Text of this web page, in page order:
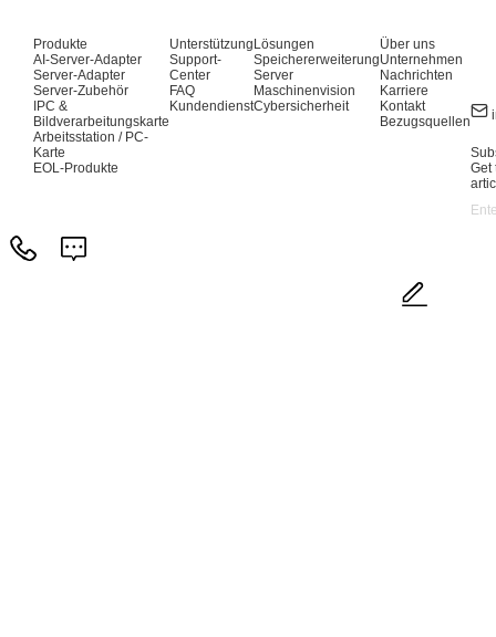
Produkte
AI-Server-Adapter
Server-Adapter
Server-Zubehör
IPC &
Bildverarbeitungskarte
Arbeitsstation / PC-
Karte
EOL-Produkte
Unterstützung
Support-
Center
FAQ
Kundendienst
Lösungen
Speichererweiterung
Server
Maschinenvision
Cybersicherheit
Über uns
Unternehmen
Nachrichten
Karriere
Kontakt
Bezugsquellen
Get